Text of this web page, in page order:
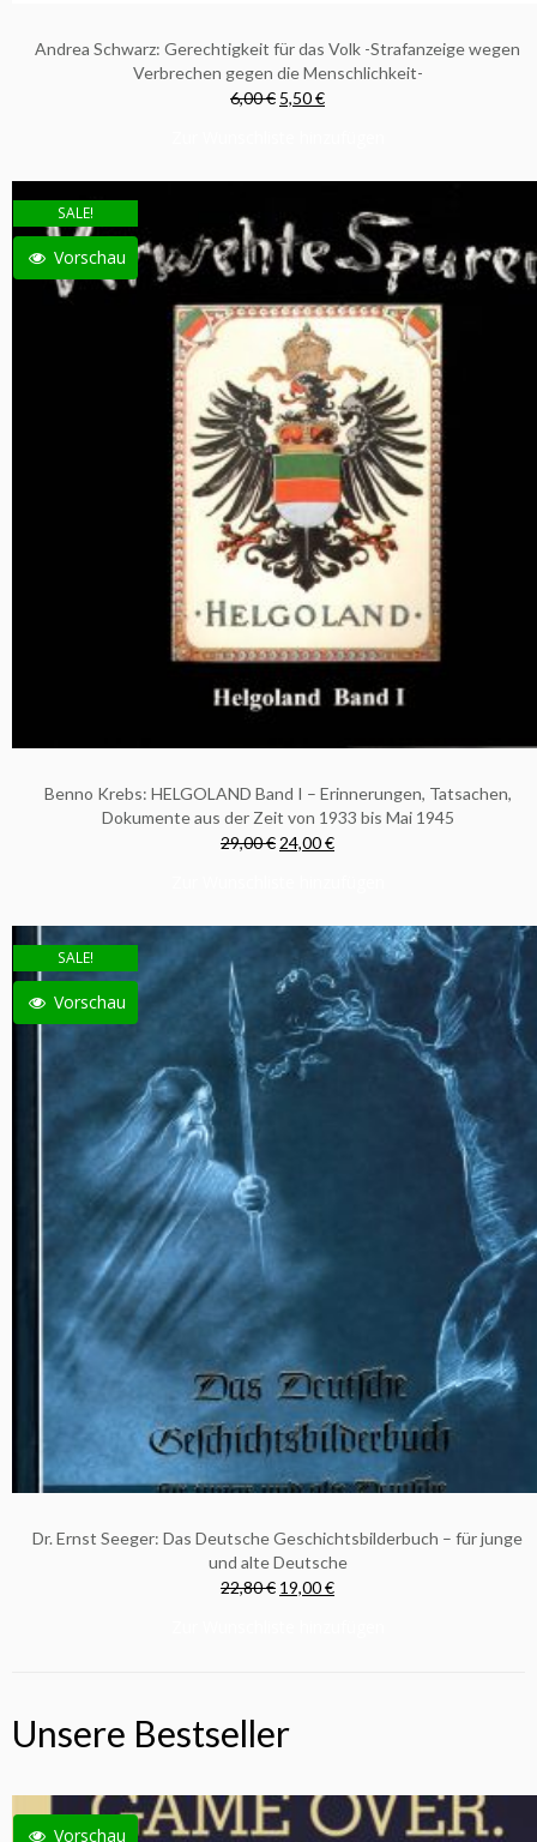
Andrea Schwarz: Gerechtigkeit für das Volk -Strafanzeige wegen
Verbrechen gegen die Menschlichkeit-
6,00 € 5,50 €
SALE!
Vorschau
Benno Krebs: HELGOLAND Band I – Erinnerungen, Tatsachen,
Dokumente aus der Zeit von 1933 bis Mai 1945
29,00 € 24,00 €
SALE!
Vorschau
Dr. Ernst Seeger: Das Deutsche Geschichtsbilderbuch – für junge
und alte Deutsche
22,80 € 19,00 €
Unsere Bestseller
Vorschau